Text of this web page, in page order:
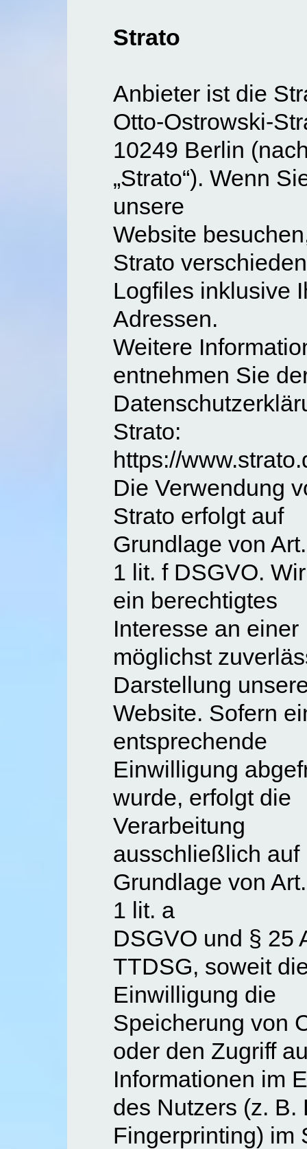
Strato
Anbieter ist die
Otto-Ostrowski-
10249 Berlin
„Strato“). Wenn
unsere
Website
Strato
Logfiles inklusive
Adressen.
Weitere
entnehmen Sie
Strato:
https://
Die Verwendung
Strato erfolgt auf
Grundlage von
1 lit. f DSGVO.
ein berechtigtes
Interesse an einer
möglichst
Darstellung
Website. Sofern
entsprechende
Einwilligung
wurde, erfolgt die
Verarbeitung
ausschließlich auf
Grundlage von
1 lit. a
DSGVO und § 25
TTDSG, soweit
Einwilligung die
Speicherung von
oder den Zugriff
Informationen im
des Nutzers (z. B.
Fingerprinting) im